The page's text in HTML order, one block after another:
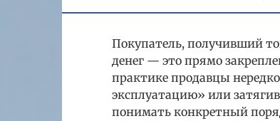
Покупатель, получивший
денег — это прямо
практике продавцы
эксплуатацию» или
понимать конкретный